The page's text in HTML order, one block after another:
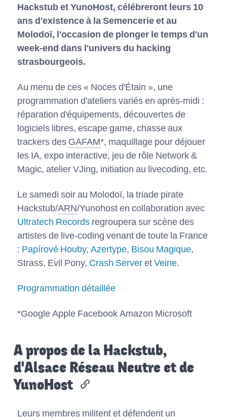
Hackstub et YunoHost, célébreront leurs 10
ans d'existence à la Semencerie et au
Molodoï, l'occasion de plonger le temps d'un
week-end dans l'univers du hacking
strasbourgeois.
Au menu de ces « Noces d'Étain », une
programmation d'ateliers variés en après-midi :
réparation d'équipements, découvertes de
logiciels libres, escape game, chasse aux
trackers des GAFAM*, maquillage pour déjouer
les IA, expo interactive, jeu de rôle Network &
Magic, atelier VJing, initiation au livecoding, etc.
Le samedi soir au Molodoï, la triade pirate
Hackstub/ARN/Yunohost en collaboration avec
Ultratech Records regroupera sur scène des
artistes de live-coding venant de toute la France
: Papírové Houby, Azertype, Bisou Magique,
Strass, Evil Pony, Crash ServeretVeine.
Programmation détaillée
*Google Apple Facebook Amazon Microsoft
A propos de la Hackstub,
d'Alsace Réseau Neutre et de
YunoHost
Leurs membres militent et défendent un